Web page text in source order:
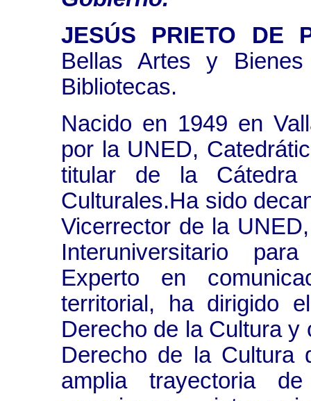
JESÚS PRIETO DE
Bellas Artes y
Bibliotecas.
Nacido en 1949 en
por la UNED,
titular de la Cátedra
Culturales.Ha sido
Vicerrector de la
Interuniversitario
Experto en
territorial, ha dirigido
Derecho de la Cultura y
Derecho de la Cultura
amplia trayectoria